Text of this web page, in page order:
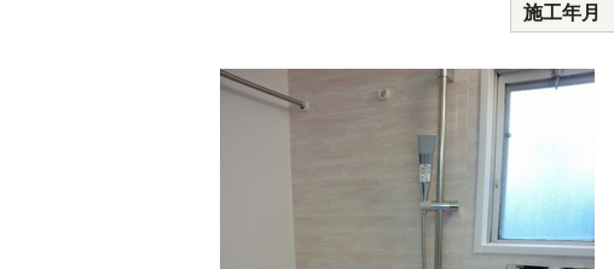
施工年月